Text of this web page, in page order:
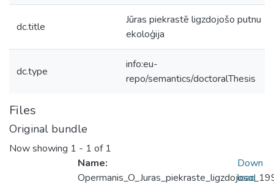
dc.title
Jūras piekrastē ligzdojošo putnu
ekoloģija
dc.type
info:eu-
repo/semantics/doctoralThesis
Files
Original bundle
Now showing 1 - 1 of 1
Name:
Down
load